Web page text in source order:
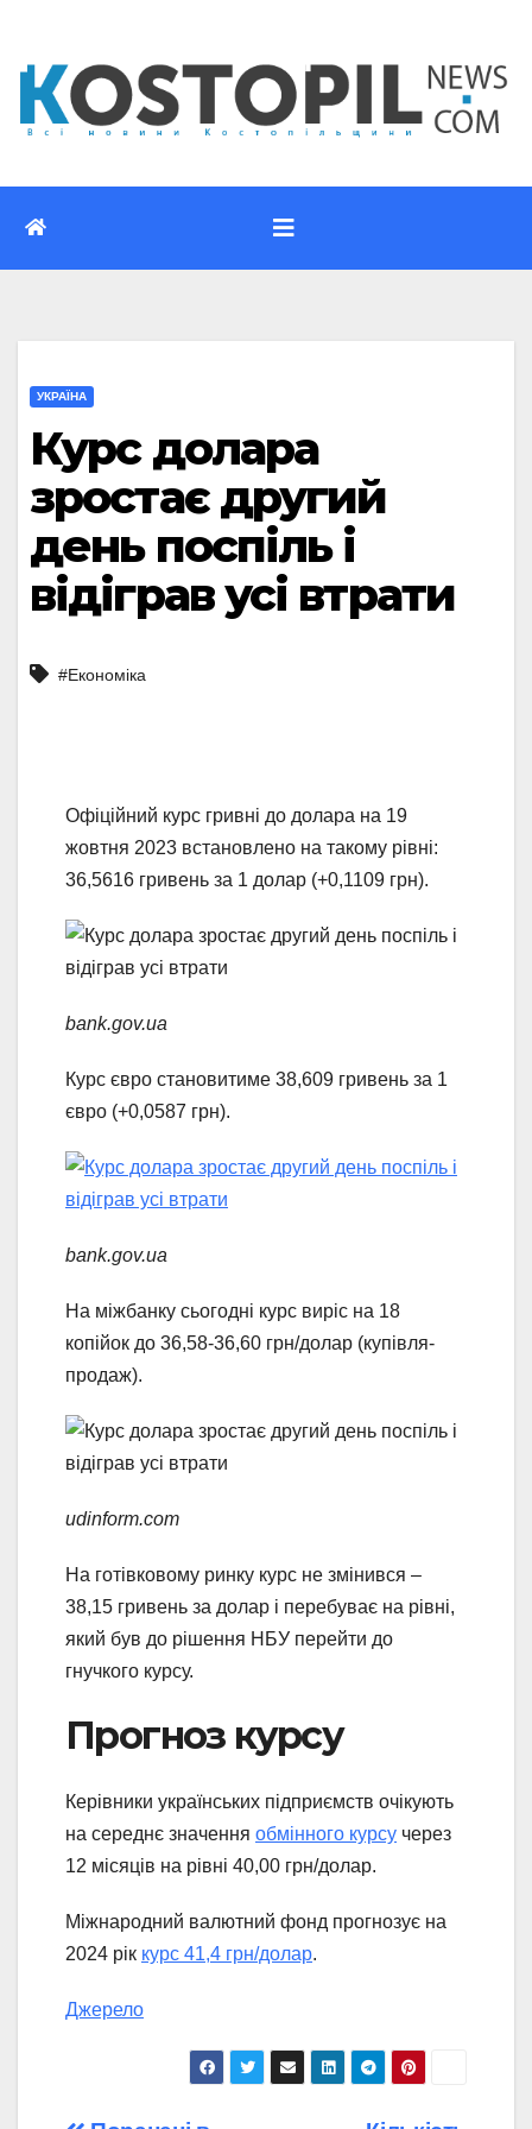
вмісту
УКРАЇНА
Курс долара
зростає другий
день поспіль і
відіграв усі втрати
#Економіка
Офіційний курс гривні до долара на 19
жовтня 2023 встановлено на такому рівні:
36,5616 гривень за 1 долар (+0,1109 грн).
bank.gov.ua
Курс євро становитиме 38,609 гривень за 1
євро (+0,0587 грн).
bank.gov.ua
На міжбанку сьогодні курс виріс на 18
копійок до 36,58-36,60 грн/долар (купівля-
продаж).
udinform.com
На готівковому ринку курс не змінився –
38,15 гривень за долар і перебуває на рівні,
який був до рішення НБУ перейти до
гнучкого курсу.
Прогноз курсу
Керівники українських підприємств очікують
на середнє значення обмінного курсу через
12 місяців на рівні 40,00 грн/долар.
Міжнародний валютний фонд прогнозує на
2024 рік курс 41,4 грн/долар.
Джерело